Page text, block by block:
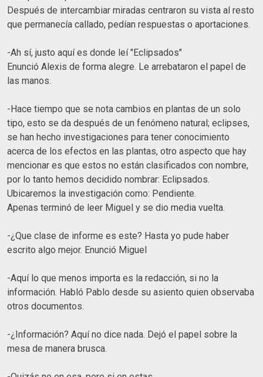
Después de intercambiar miradas centraron su vista al resto
que permanecía callado, pedían respuestas o aportaciones.
-Ah sí, justo aquí es donde leí "Eclipsados"
Enunció Alexis de forma alegre. Le arrebataron el papel de
las manos.
-Hace tiempo que se nota cambios en plantas de un solo
tipo, esto se da después de un fenómeno natural; eclipses,
se han hecho investigaciones para tener conocimiento
acerca de los efectos en las plantas, otro aspecto que hay
mencionar es que estos no están clasificados con nombre,
por lo tanto hemos decidido nombrar: Eclipsados.
Ubicaremos la investigación como: Pendiente.
Apenas terminó de leer Miguel y se dio media vuelta.
-¿Que clase de informe es este? Hasta yo pude haber
escrito algo mejor. Enunció Miguel
-Aquí lo que menos importa es la redacción, si no la
información. Habló Pablo desde su asiento quien observaba
otros documentos.
-¿Información? Aquí no dice nada. Dejó el papel sobre la
mesa de manera brusca.